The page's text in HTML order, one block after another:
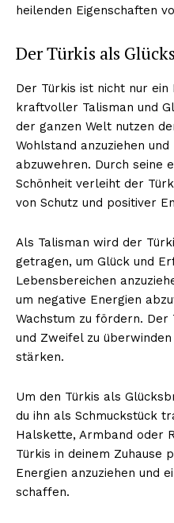
heilenden Eigenschaften
Der Türkis als
Der Türkis ist nicht nur ein
kraftvoller Talisman und
der ganzen Welt nutzen
Wohlstand anzuziehen
abzuwehren. Durch seine
Schönheit verleiht der
von Schutz und positiver
Als Talisman wird der
getragen, um Glück und
Lebensbereichen
um negative Energien
Wachstum zu fördern.
und Zweifel zu
stärken.
Um den Türkis als
du ihn als Schmuckstück
Halskette, Armband oder
Türkis in deinem Zuhause
Energien anzuziehen und
schaffen.